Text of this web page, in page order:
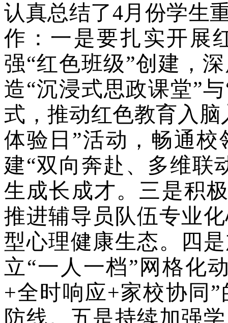
认真总结了4月份学生
作：一是要扎实开展
强“红色班级”创建，
造“沉浸式思政课堂”
式，推动红色教育入
体验日”活动，畅通
建“双向奔赴、多维联
生成长成才。三是积
推进辅导员队伍专业
型心理健康生态。四
立“一人一档”网格化
+全时响应+家校协同
防线。五是持续加强